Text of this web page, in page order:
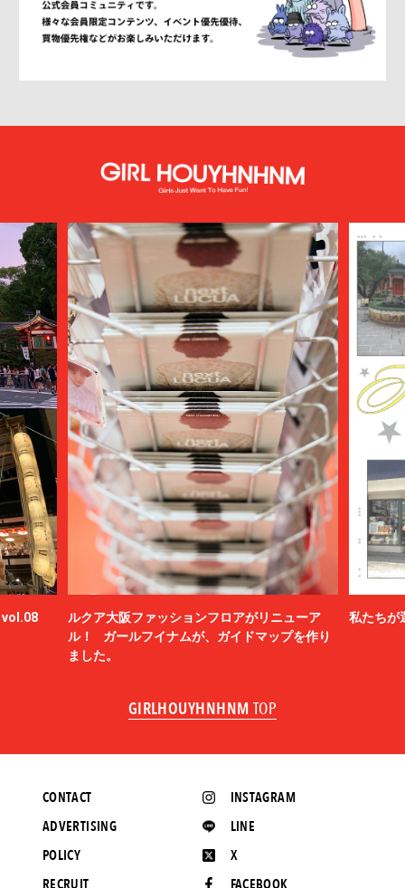
vol.08
ルクア大阪ファッションフロアがリニューア
ル！ ガールフイナムが、ガイドマップを作り
ました。
私たちが
GIRLHOUYHNHNM TOP
INSTAGRAM
LINE
X
FACEBOOK
CONTACT
ADVERTISING
POLICY
RECRUIT